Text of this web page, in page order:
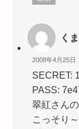
く
2008年4月25日
SECRET: 1
PASS:
翠紅さん
こっそり～